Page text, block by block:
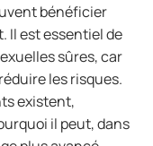
bénéficier
Il est essentiel de
sûres, car
les risques.
existent,
il peut, dans